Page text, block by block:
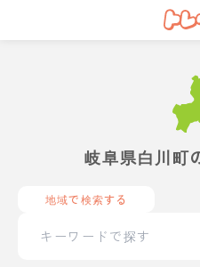
岐阜県白川町
地域で検索する